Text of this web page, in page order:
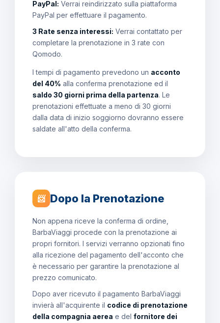
PayPal: Verrai reindirizzato sulla piattaforma
PayPal per effettuare il pagamento.
3 Rate senza interessi: Verrai contattato per
completare la prenotazione in 3 rate con
Qomodo.
I tempi di pagamento prevedono un acconto
del 40% alla conferma prenotazione ed il
saldo 30 giorni prima della partenza. Le
prenotazioni effettuate a meno di 30 giorni
dalla data di inizio soggiorno dovranno essere
saldate all'atto della conferma.
📨 Dopo la Prenotazione
Non appena riceve la conferma di ordine,
BarbaViaggi procede con la prenotazione ai
propri fornitori. I servizi verranno opzionati fino
alla ricezione del pagamento dell'acconto che
è necessario per garantire la prenotazione al
prezzo comunicato.
Dopo aver ricevuto il pagamento BarbaViaggi
invierà all'acquirente il codice di prenotazione
della compagnia aerea e del fornitore dei